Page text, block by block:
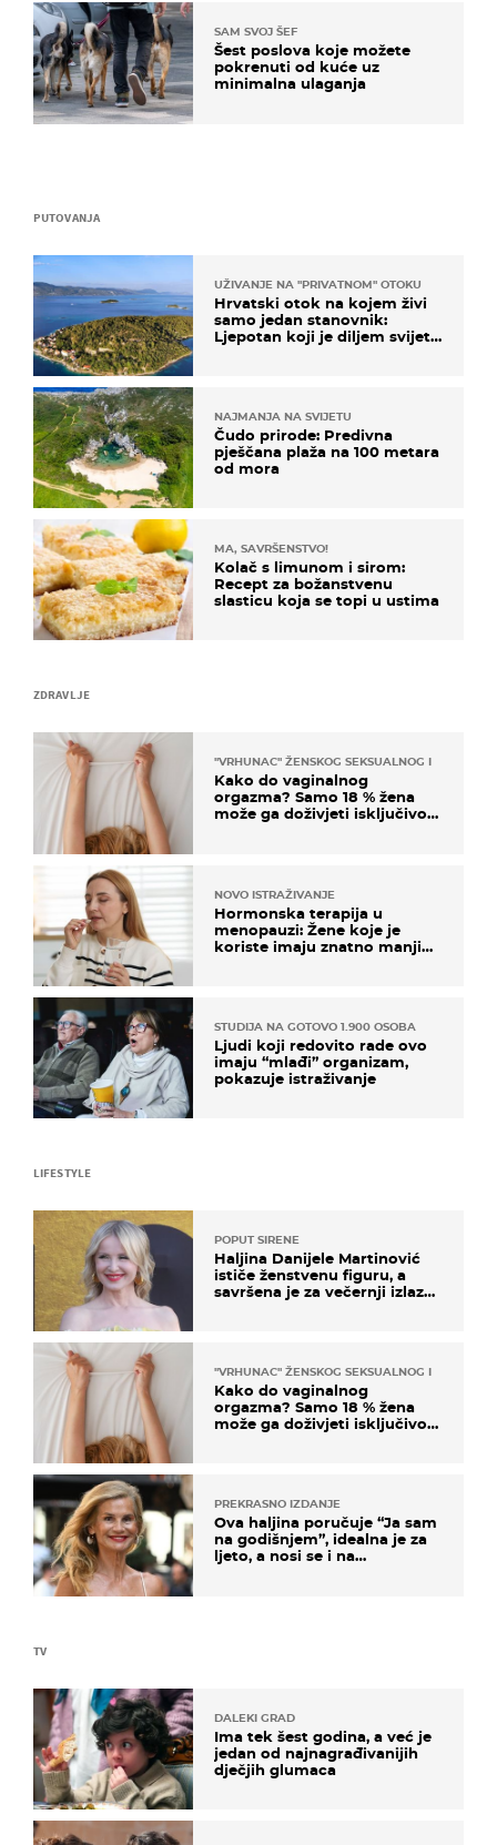
ZDRAVLJE
"VRHUNAC" ŽENSKOG SEKSUALNOG ISKUSTVA
Kako do vaginalnog
orgazma? Samo 18 % žena
može ga doživjeti isključivo
NOVO ISTRAŽIVANJE
Hormonska terapija u
menopauzi: Žene koje je
koriste imaju znatno manji
STUDIJA NA GOTOVO 1.900 OSOBA
Ljudi koji redovito rade ovo
imaju “mlađi” organizam,
pokazuje istraživanje
TV
DALEKI GRAD
Ima tek šest godina, a već je
jedan od najnagrađivanijih
dječjih glumaca
PUTOVANJA
UŽIVANJE NA "PRIVATNOM" OTOKU
Hrvatski otok na kojem živi
samo jedan stanovnik:
Ljepotan koji je diljem svijeta
NAJMANJA NA SVIJETU
Čudo prirode: Predivna
pješčana plaža na 100 metara
od mora
MA, SAVRŠENSTVO!
Kolač s limunom i sirom:
Recept za božanstvenu
slasticu koja se topi u ustima
SAM SVOJ ŠEF
Šest poslova koje možete
pokrenuti od kuće uz
minimalna ulaganja
LIFESTYLE
POPUT SIRENE
Haljina Danijele Martinović
ističe ženstvenu figuru, a
savršena je za večernji izlazak
"VRHUNAC" ŽENSKOG SEKSUALNOG ISKUSTVA
Kako do vaginalnog
orgazma? Samo 18 % žena
može ga doživjeti isključivo
PREKRASNO IZDANJE
Ova haljina poručuje “Ja sam
na godišnjem”, idealna je za
ljeto, a nosi se i na